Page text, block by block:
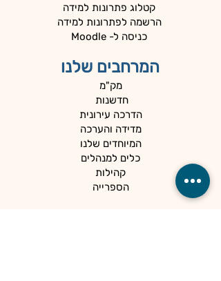
קטלוג פתרונות למידה
הרשמה לפתרונות למידה
כניסה ל- Moodle
המרחבים שלנו
מק"מ
חדשנות
הדרכה עירונית
מדידה והערכה
המיוחדים שלנו
כלים למנהלים
קהילות
הספרייה